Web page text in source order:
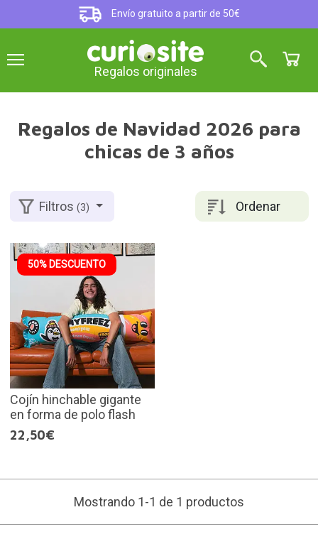
Envío gratuito a partir de 50€
Regalos originales
Regalos de Navidad 2026 para
chicas de 3 años
Ordenar
Filtros(3)
50% DESCUENTO
Cojín hinchable gigante
en forma de polo flash
22,50€
Mostrando 1-1 de 1 productos